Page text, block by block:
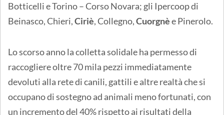
Botticelli e Torino – Corso Novara; gli Ipercoop di
Beinasco, Chieri,Ciriè, Collegno,Cuorgnèe Pinerolo.
Lo scorso anno la colletta solidale ha permesso di
raccogliere oltre 70 mila pezzi immediatamente
devoluti alla rete di canili, gattili e altre realtà che si
occupano di sostegno ad animali meno fortunati, con
un incremento del 40% rispetto ai risultati della